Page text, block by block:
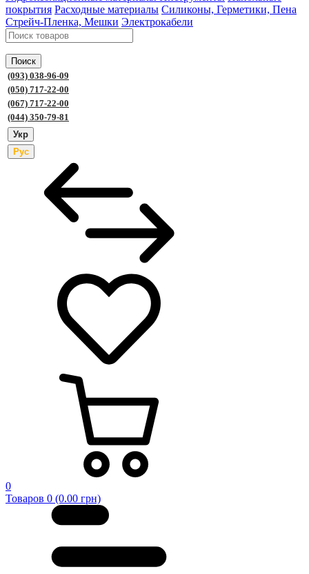
покрытия Расходные материалы Силиконы, Герметики, Пена
Стрейч-Пленка, Мешки Электрокабели
Поиск
(093) 038-96-09
(050) 717-22-00
(067) 717-22-00
(044) 350-79-81
Укр
Рус
0
Товаров 0 (0.00 грн)